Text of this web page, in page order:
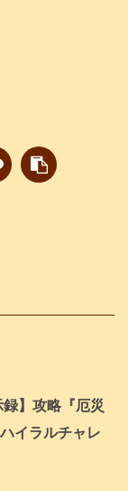
録】攻略『厄災
イラルチャレ